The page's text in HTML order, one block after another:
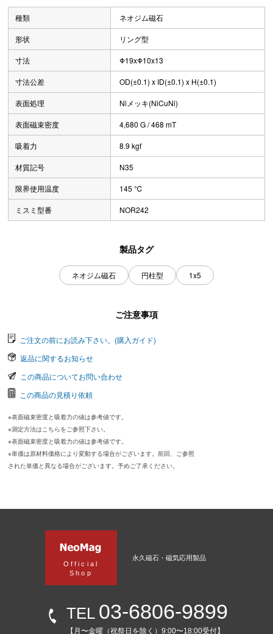
種類 ネオジム磁石
形状 リング型
寸法 Φ19xΦ10x13
寸法公差 OD(±0.1) x ID(±0.1) x H(±0.1)
表面処理 Niメッキ(NiCuNi)
表面磁束密度 4,680 G / 468 mT
吸着力 8.9 kgf
材質記号 N35
限界使用温度 145 ℃
ミスミ型番 NOR242
製品タグ
ネオジム磁石 円柱型 1x5
ご注意事項
ご注文の前にお読み下さい。(購入ガイド)
返品に関するお知らせ
この商品についてお問い合わせ
この商品の見積り依頼
※表面磁束密度と吸着力の値は参考値です。
※測定方法はこちらをご参照下さい。
※表面磁束密度と吸着力の値は参考値です。
※単価は原材料価格により変動する場合がございます。前回、ご参照
された単価と異なる場合がございます。予めご了承ください。
Official
Shop
永久磁石・磁気応用製品
TEL 03-6806-9899
【月〜金曜（祝祭日を除く）9:00〜18:00受付】